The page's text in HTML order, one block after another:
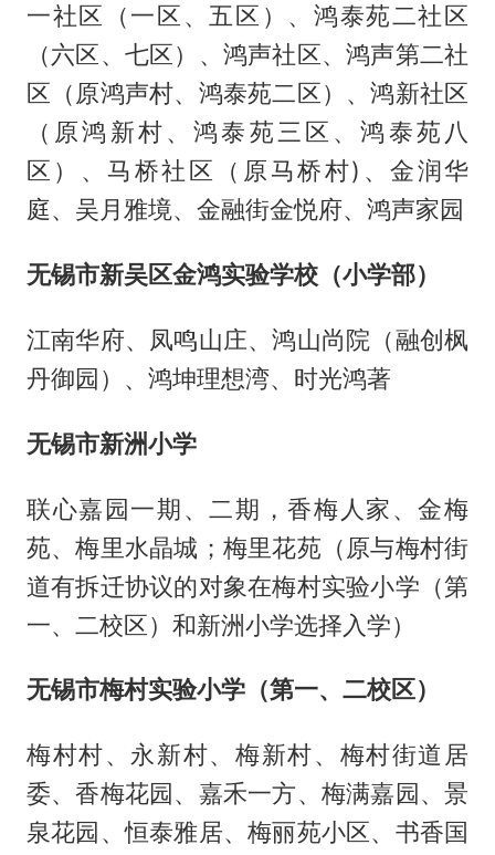
一社区（一区、五区）、鸿泰苑二社区
（六区、七区）、鸿声社区、鸿声第二社
区（原鸿声村、鸿泰苑二区）、鸿新社区
（原鸿新村、鸿泰苑三区、鸿泰苑八
区）、马桥社区（原马桥村)、金润华
庭、吴月雅境、金融街金悦府、鸿声家园
无锡市新吴区金鸿实验学校（小学部）
江南华府、凤鸣山庄、鸿山尚院（融创枫
丹御园）、鸿坤理想湾、时光鸿著
无锡市新洲小学
联心嘉园一期、二期，香梅人家、金梅
苑、梅里水晶城；梅里花苑（原与梅村街
道有拆迁协议的对象在梅村实验小学（第
一、二校区）和新洲小学选择入学）
无锡市梅村实验小学（第一、二校区）
梅村村、永新村、梅新村、梅村街道居
委、香梅花园、嘉禾一方、梅满嘉园、景
泉花园、恒泰雅居、梅丽苑小区、书香国